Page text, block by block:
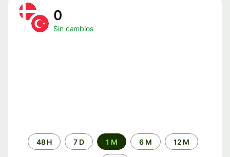
0
Sin cambios
Periodo48 H 7 D 1 M 6 M 12 M